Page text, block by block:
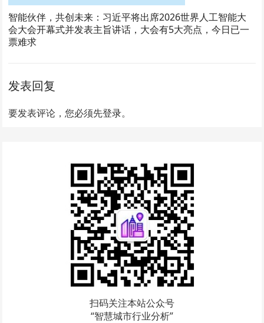
智能伙伴，共创未来：习近平将出席2026世界人工智能大
会大会开幕式并发表主旨讲话，大会有5大亮点，今日已一
票难求
发表回复
要发表评论，您必须先登录。
扫码关注本站公众号
“智慧城市行业分析”